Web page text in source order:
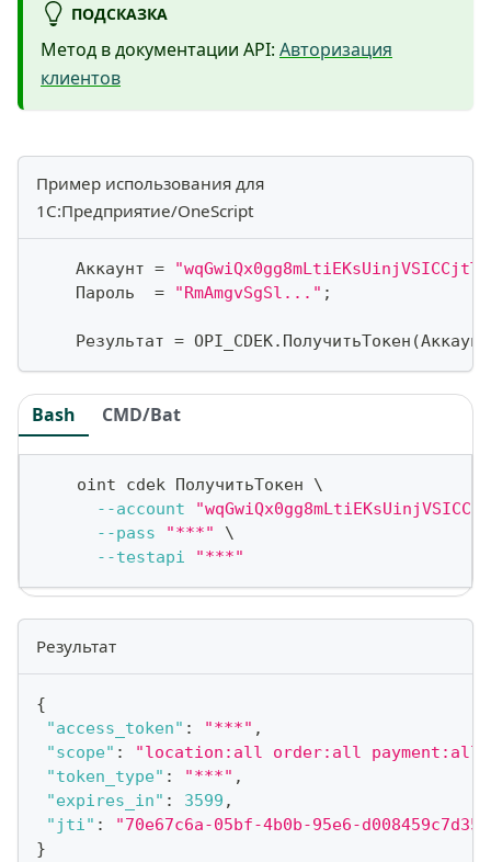
ПОДСКАЗКА
Метод в документации API: Авторизация
клиентов
Пример использования для
1С:Предприятие/OneScript
    Аккаунт
=
    Пароль
= "RmAmgvSgSl..." ;
    Результат
= OPI_CDEK. ПолучитьТокен (Аккаунт
Bash CMD/Bat
    oint cdek ПолучитьТокен
\
--account
--pass
"***"
\
--testapi
"***"
Результат
{
"access_token" : "***" ,
"scope" : "location:all order:all payment:all"
"token_type" : "***" ,
"expires_in" : 3599 ,
"jti" :
"70e67c6a-05bf-4b0b-95e6-d008459c7d35"
}